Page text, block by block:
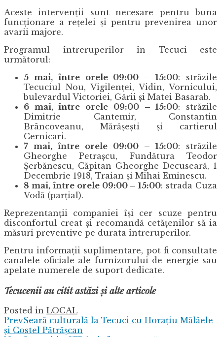
Aceste intervenții sunt necesare pentru buna
funcționare a rețelei și pentru prevenirea unor
avarii majore.
Programul întreruperilor în Tecuci este
următorul:
5 mai, între orele 09:00 – 15:00: străzile
Tecuciul Nou, Vigilenței, Vidin, Vornicului,
bulevardul Victoriei, Gării și Matei Basarab.
6 mai, între orele 09:00 – 15:00: străzile
Dimitrie Cantemir, Constantin
Brâncoveanu, Mărășești și cartierul
Cernicari.
7 mai, între orele 09:00 – 15:00: străzile
Gheorghe Petrașcu, Fundătura Teodor
Șerbănescu, Căpitan Gheorghe Decuseară, 1
Decembrie 1918, Traian și Mihai Eminescu.
8 mai, între orele 09:00 – 15:00: strada Cuza
Vodă (parțial).
Reprezentanții companiei își cer scuze pentru
disconfortul creat și recomandă cetățenilor să ia
măsuri preventive pe durata întreruperilor.
Pentru informații suplimentare, pot fi consultate
canalele oficiale ale furnizorului de energie sau
apelate numerele de suport dedicate.
Tecucenii au citit astăzi și alte articole
Posted in LOCAL
PrevSeară culturală la Tecuci cu Horațiu Mălăele
și Costel Pătrășcan